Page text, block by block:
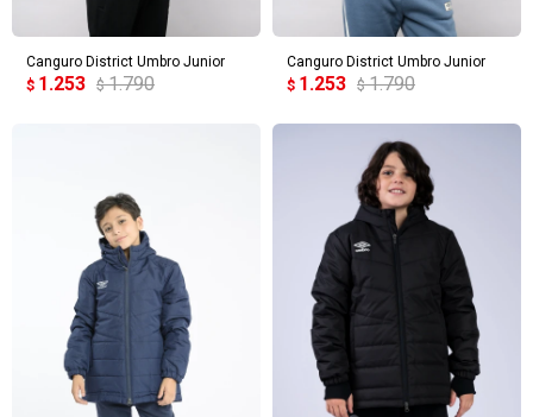
Canguro District Umbro Junior
$ 1.253 $ 1.790
Canguro District Umbro Junior
$ 1.253 $ 1.790